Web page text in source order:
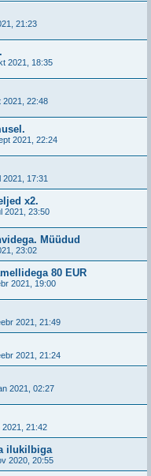
21:23
2021, 18:35
2021, 22:48
2021, 22:24
2021, 17:31
x2.
2021, 23:50
Müüdud
23:02
80 EUR
2021, 19:00
2021, 21:49
2021, 21:24
2021, 02:27
2021, 21:42
ilukilbiga
2020, 20:55